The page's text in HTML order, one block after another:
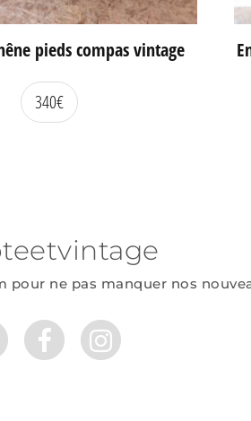
pieds compas vintage
340€
pour ne pas manquer nos